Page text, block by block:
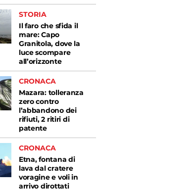
STORIA
Il faro che sfida il
mare: Capo
Granitola, dove la
luce scompare
all’orizzonte
CRONACA
Mazara: tolleranza
zero contro
l’abbandono dei
rifiuti, 2 ritiri di
patente
CRONACA
Etna, fontana di
lava dal cratere
voragine e voli in
arrivo dirottati